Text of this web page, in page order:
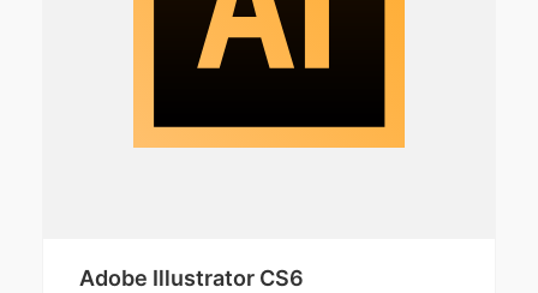
Adobe Illustrator CS6